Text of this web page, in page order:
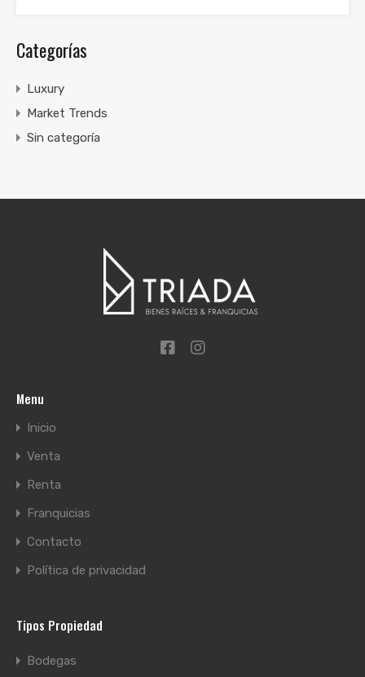
Categorías
Luxury
Market Trends
Sin categoría
Menu
Inicio
Venta
Renta
Franquicias
Contacto
Política de privacidad
Tipos Propiedad
Bodegas